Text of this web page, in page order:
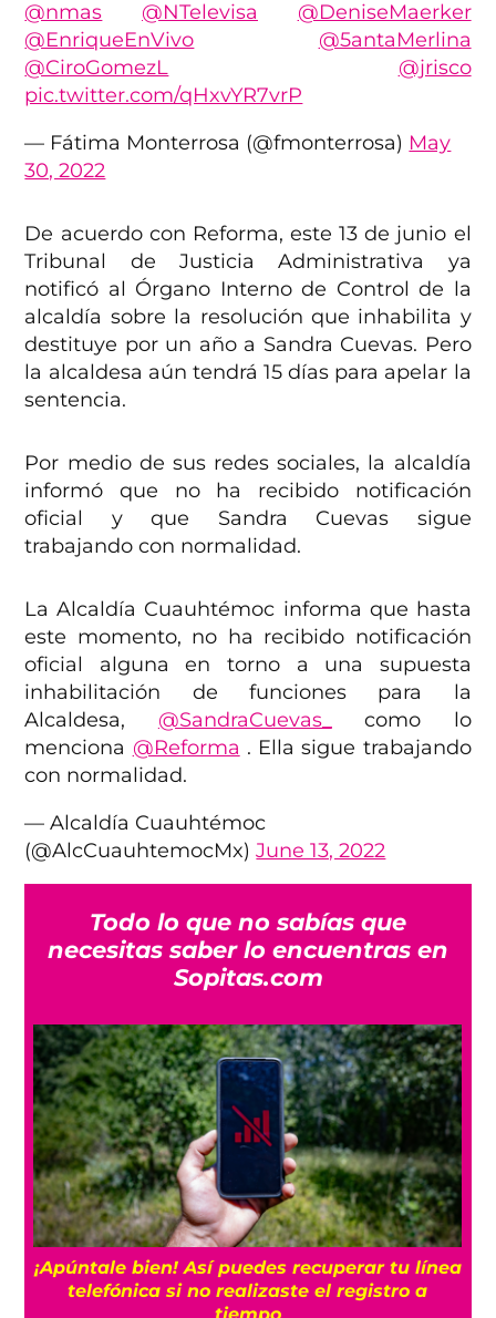
@nmas @NTelevisa
@DeniseMaerker
@EnriqueEnVivo
@5antaMerlina
@CiroGomezL
@jrisco
pic.twitter.com/qHxvYR7vrP
— Fátima Monterrosa (@fmonterrosa) May
30, 2022
De acuerdo con Reforma, este 13 de junio el
Tribunal de Justicia Administrativa ya
notificó al Órgano Interno de Control de la
alcaldía sobre la resolución que inhabilita y
destituye por un año a Sandra Cuevas. Pero
la alcaldesa aún tendrá 15 días para apelar la
sentencia.
Por medio de sus redes sociales, la alcaldía
informó que no ha recibido notificación
oficial y que Sandra Cuevas sigue
trabajando con normalidad.
La Alcaldía Cuauhtémoc informa que hasta
este momento, no ha recibido notificación
oficial alguna en torno a una supuesta
inhabilitación de funciones para la
Alcaldesa, @SandraCuevas_
como lo
menciona @Reforma . Ella sigue trabajando
con normalidad.
— Alcaldía Cuauhtémoc
(@AlcCuauhtemocMx)June 13, 2022
Todo lo que no sabías que
necesitas saber lo encuentras en
Sopitas.com
¡Apúntale bien! Así puedes recuperar tu línea
telefónica si no realizaste el registro a